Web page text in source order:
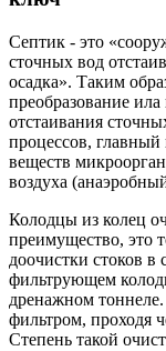
Септик - это
сточных вод
осадка». Таким
преобразование
отстаивания
процессов,
веществ
воздуха
Колодцы из колец
преимущество, это
доочистки стоков
фильтрующем
дренажном
фильтром, проходя
Степень такой